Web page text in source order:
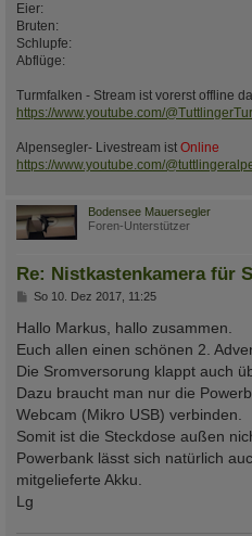
Eier:
Bruten:
Schlupfe:
Abflüge:
Turmfalken - Stream ist vorerst offline
https://www.youtube.com/
Alpensegler- Livestream ist Online
https://www.youtube.com/
Bodensee Mauersegler
Foren-Unterstützer
Re: Nistkastenkamera für
B
i
t
r
a
g
So 10. Dez 2017, 11:25
Hallo Markus, hallo zusammen.
Euch allen einen schönen 2.
Die Sromversorung klappt auch
Dazu braucht man nur die
Webcam (Mikro USB) verbinden.
Somit ist die Steckdose außen
Powerbank lässt sich natürlich
mitgelieferte Akku.
Lg